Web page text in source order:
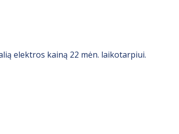
elektros kainą 22 mėn. laikotarpiui.